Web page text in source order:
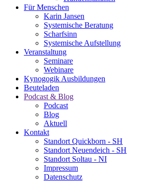
Für Menschen
Karin Jansen
Systemische Beratung
Scharfsinn
Systemische Aufstellung
Veranstaltung
Seminare
Webinare
Kynogogik Ausbildungen
Beuteladen
Podcast & Blog
Podcast
Blog
Aktuell
Kontakt
Standort Quickborn - SH
Standort Neuendeich - SH
Standort Soltau - NI
Impressum
Datenschutz